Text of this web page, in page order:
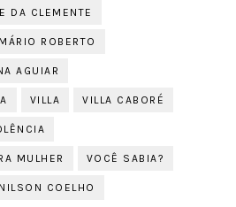
DA CLEMENTE
ROBERTO
AGUIAR
VILLA VILLA CABORÉ
MULHER VOCÊ SABIA?
COELHO